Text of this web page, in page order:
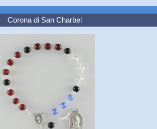
Corona di San Charbel